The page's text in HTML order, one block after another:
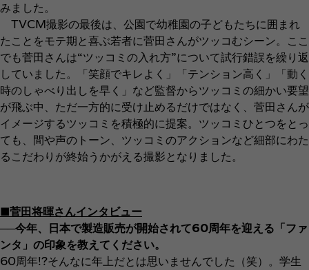
みました。
TVCM撮影の最後は、公園で幼稚園の子どもたちに囲まれ
たことをモテ期と喜ぶ若者に菅田さんがツッコむシーン。ここ
でも菅田さんは“ツッコミの入れ方”について試行錯誤を繰り返
していました。「笑顔でキレよく」「テンション高く」「動く
時のしゃべり出しを早く」など監督からツッコミの細かい要望
が飛ぶ中、ただ一方的に受け止めるだけではなく、菅田さんが
イメージするツッコミを積極的に提案。ツッコミひとつをとっ
ても、間や声のトーン、ツッコミのアクションなど細部にわた
るこだわりが終始うかがえる撮影となりました。
■菅田将暉さんインタビュー
──今年、日本で製造販売が開始されて60周年を迎える「ファ
ンタ」の印象を教えてください。
60周年!?そんなに年上だとは思いませんでした（笑）。学生